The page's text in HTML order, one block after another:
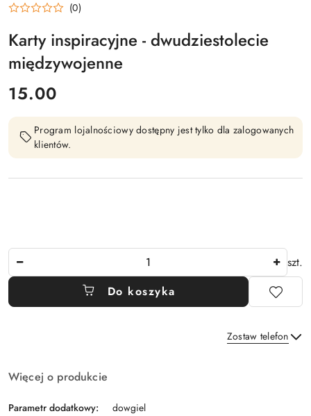
(0)
Karty inspiracyjne - dwudziestolecie
międzywojenne
cena:
15.00
Program lojalnościowy dostępny jest tylko dla zalogowanych
klientów.
szt.
Do koszyka
Zostaw telefon
i
dostawa
Więcej o produkcie
Parametr dodatkowy: dowgiel